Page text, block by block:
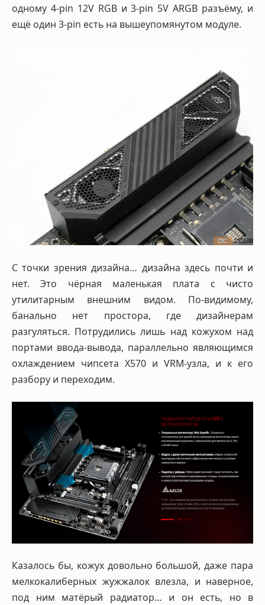
одному 4-pin 12V RGB и 3-pin 5V ARGB разъёму, и
ещё один 3-pin есть на вышеупомянутом модуле.
С точки зрения дизайна… дизайна здесь почти и
нет. Это чёрная маленькая плата с чисто
утилитарным внешним видом. По-видимому,
банально нет простора, где дизайнерам
разгуляться. Потрудились лишь над кожухом над
портами ввода-вывода, параллельно являющимся
охлаждением чипсета X570 и VRM-узла, и к его
разбору и переходим.
Казалось бы, кожух довольно большой, даже пара
мелкокалиберных жужжалок влезла, и наверное,
под ним матёрый радиатор… и он есть, но в